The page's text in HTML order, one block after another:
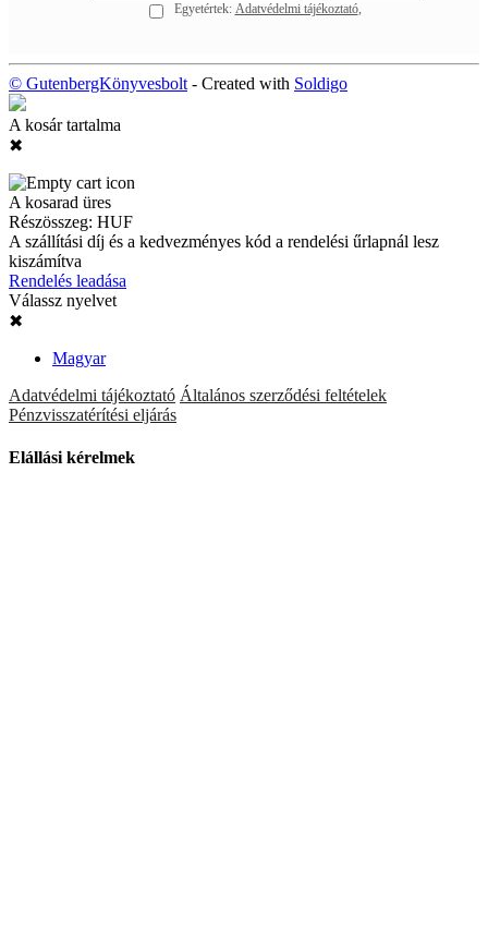
Egyetértek: Adatvédelmi tájékoztató
© GutenbergKönyvesbolt - Created with Soldigo
A kosár tartalma
✖
A kosarad üres
Részösszeg: HUF
A szállítási díj és a kedvezményes kód a rendelési űrlapnál lesz
kiszámítva
Rendelés leadása
Válassz nyelvet
✖
Magyar
Adatvédelmi tájékoztató Általános szerződési feltételek
Pénzvisszatérítési eljárás
Elállási kérelmek